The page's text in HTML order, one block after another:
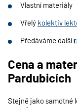
Vlastní materiály
Vřelý kolektiv
Předáváme další
Cena a
Pardubicích
Stejně jako samotné